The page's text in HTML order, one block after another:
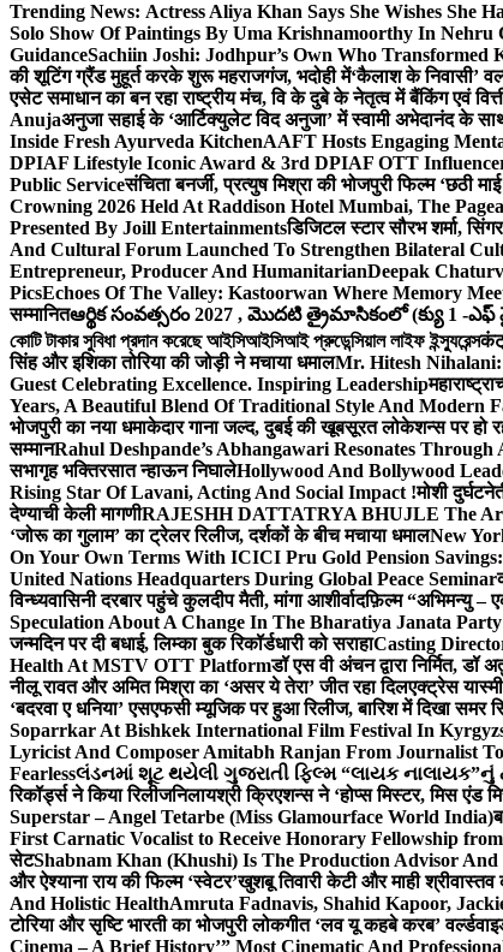
Trending News: Actress Aliya Khan Says She Wishes She
Solo Show Of Paintings By Uma Krishnamoorthy In Nehru
GuidanceSachiin Joshi: Jodhpur’s Own Who Transformed
की शूटिंग ग्रैंड मुहूर्त करके शुरू महराजगंज, भदोही में‘कैलाश के निवासी’
एसेट समाधान का बन रहा राष्ट्रीय मंच, वि के दुबे के नेतृत्व में बैंकिंग एवं
Anujaअनुजा सहाई के ‘आर्टिक्युलेट विद अनुजा’ में स्वामी अभेदानंद के
Inside Fresh Ayurveda KitchenAAFT Hosts Engaging
DPIAF Lifestyle Iconic Award & 3rd DPIAF OTT
Public Serviceसंचिता बनर्जी, प्रत्युष मिश्रा की भोजपुरी फिल्म ‘छठी
Crowning 2026 Held At Raddison Hotel Mumbai, The
Presented By Joill Entertainmentsडिजिटल स्टार सौरभ शर्मा,
And Cultural Forum Launched To Strengthen Bilateral
Entrepreneur, Producer And HumanitarianDeepak
PicsEchoes Of The Valley: Kastoorwan Where Memory
सम्मानितఆర్థిక సంవత్సరం 2027 , మొదటి త్రైమాసికంలో (క్యు 1 -
কোটি টাকার সুবিধা প্রদান করেছে আইসিআইসিআই প্রুডেন্সিয়াল লাইফ ইন্স্যুরেন্স
सिंह और इशिका तोरिया की जोड़ी ने मचाया धमालMr. Hitesh
Guest Celebrating Excellence. Inspiring Leadership
Years, A Beautiful Blend Of Traditional Style And Modern
भोजपुरी का नया धमाकेदार गाना जल्द, दुबई की खूबसूरत लोकेशन्स पर हो
सम्मानRahul Deshpande’s Abhangawari Resonates
सभागृह भक्तिरसात न्हाऊन निघालेHollywood And Bollywood
Rising Star Of Lavani, Acting And Social Impact !मोशी
देण्याची केली मागणीRAJESHH DATTATRYA BHUJLE The
‘जोरू का गुलाम’ का ट्रेलर रिलीज, दर्शकों के बीच मचाया धमालNew
On Your Own Terms With ICICI Pru Gold Pension
United Nations Headquarters During Global Peace Seminar
विन्ध्यवासिनी दरबार पहुंचे कुलदीप मैती, मांगा आशीर्वादफ़िल्म “अभिमन्यु –
Speculation About A Change In The Bharatiya Janata
जन्मदिन पर दी बधाई, लिम्का बुक रिकॉर्डधारी को सराहाCasting
Health At MSTV OTT Platformडॉ एस वी अंचन द्वारा निर्मित,
नीलू रावत और अमित मिश्रा का ‘असर ये तेरा’ जीत रहा दिलएक्ट्रेस
‘बदरवा ए धनिया’ एसएफसी म्यूजिक पर हुआ रिलीज, बारिश में दिखा
Soparrkar At Bishkek International Film Festival In
Lyricist And Composer Amitabh Ranjan From Journalist
Fearlessલંડનમાં શૂટ થયેલી ગુજરાતી ફિલ્મ “લાયક
रिकॉर्ड्स ने किया रिलीजनिलायश्री क्रिएशन्स ने ‘होप्स मिस्टर, मिस एंड
Superstar – Angel Tetarbe (Miss Glamourface World India)
First Carnatic Vocalist to Receive Honorary Fellowship
सेटShabnam Khan (Khushi) Is The Production Advisor
और ऐश्याना राय की फिल्म ‘स्वेटर’खुशबू तिवारी केटी और माही श्रीवास्तव
And Holistic HealthAmruta Fadnavis, Shahid Kapoor,
टोरिया और सृष्टि भारती का भोजपुरी लोकगीत ‘लव यू कहबे करब’
Cinema – A Brief History’” Most Cinematic And